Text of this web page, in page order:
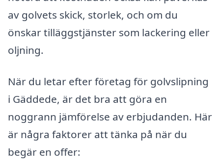
av golvets skick, storlek, och om du
önskar tilläggstjänster som lackering eller
oljning.
När du letar efter företag för golvslipning
i Gäddede, är det bra att göra en
noggrann jämförelse av erbjudanden. Här
är några faktorer att tänka på när du
begär en offer: